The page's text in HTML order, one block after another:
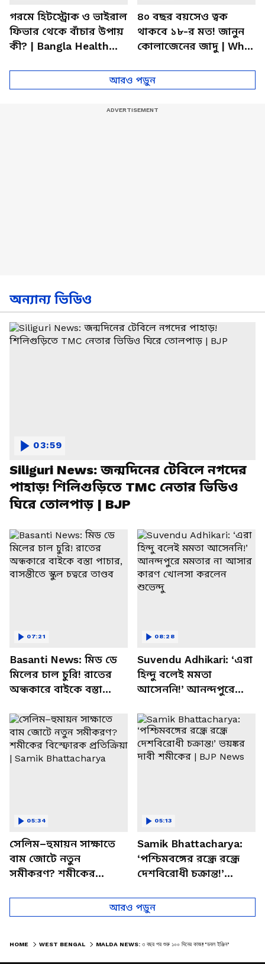
গরমে হিটস্ট্রোক ও ভাইরাল
ফিভার থেকে বাঁচার উপায়
কী? | Bangla Health
৪০ বছর বয়সেও ত্বক
থাকবে ১৮-র মত! জানুন
কোলাজেনের জাদু | What
News Bangla
আরও পড়ুন
অন্যান্য ভিডিও
Siliguri News: জন্মদিনের টেবিলে নগদের
পাহাড়! শিলিগুড়িতে TMC নেতার ভিডিও
ঘিরে তোলপাড় | BJP
03:59
Basanti News: মিড ডে
মিলের চাল চুরি! রাতের
অন্ধকারে বাইকে বস্তা
চত্বরে তাণ্ডব
07:21
Suvendu Adhikari: ‘এরা
হিন্দু বলেই মমতা
আসেননি!’ আনন্দপুরে
খোলসা করলেন শুভেন্দু
08:28
সেলিম–হুমায়ন সাক্ষাতে
বাম জোটে নতুন
সমীকরণ? শমীকের
Samik Bhattacharya
05:34
Samik Bhattacharya:
‘পশ্চিমবঙ্গের রন্ধ্রে রন্ধ্রে
দেশবিরোধী চক্রান্ত!’
BJP News
05:13
আরও পড়ুন
HOME WEST BENGAL